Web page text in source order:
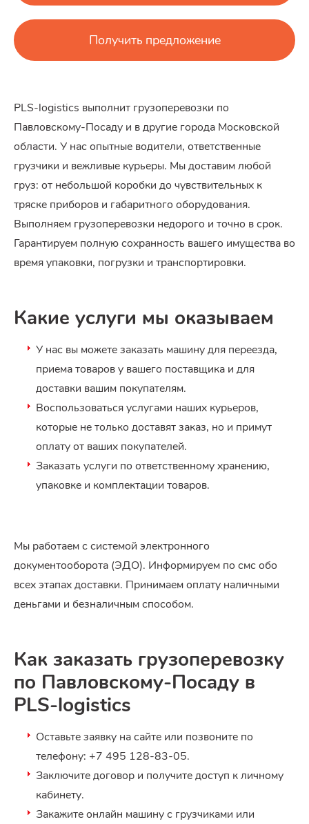
Получить предложение
PLS-logistics выполнит грузоперевозки по
Павловскому-Посаду и в другие города Московской
области. У нас опытные водители, ответственные
грузчики и вежливые курьеры. Мы доставим любой
груз: от небольшой коробки до чувствительных к
тряске приборов и габаритного оборудования.
Выполняем грузоперевозки недорого и точно в срок.
Гарантируем полную сохранность вашего имущества во
время упаковки, погрузки и транспортировки.
Какие услуги мы оказываем
У нас вы можете заказать машину для переезда,
приема товаров у вашего поставщика и для
доставки вашим покупателям.
Воспользоваться услугами наших курьеров,
которые не только доставят заказ, но и примут
оплату от ваших покупателей.
Заказать услуги по ответственному хранению,
упаковке и комплектации товаров.
Мы работаем с системой электронного
документооборота (ЭДО). Информируем по смс обо
всех этапах доставки. Принимаем оплату наличными
деньгами и безналичным способом.
Как заказать грузоперевозку
по Павловскому-Посаду в
PLS-logistics
Оставьте заявку на сайте или позвоните по
телефону: +7 495 128-83-05.
Заключите договор и получите доступ к личному
кабинету.
Закажите онлайн машину с грузчиками или